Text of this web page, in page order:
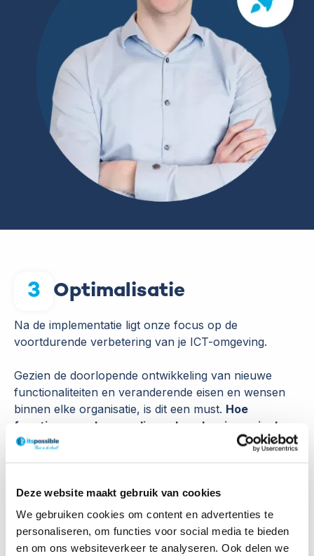
Deze website maakt gebruik van cookies
We gebruiken cookies om content en advertenties te
personaliseren, om functies voor social media te bieden
en om ons websiteverkeer te analyseren. Ook delen we
3 Optimalisatie
Na de implementatie ligt onze focus op de
voortdurende verbetering van je ICT-omgeving.
Gezien de doorlopende ontwikkeling van nieuwe
functionaliteiten en veranderende eisen en wensen
binnen elke organisatie, is dit een must. Hoe
functioneren de gerealiseerde oplossingen in de
praktijk? Hoe kunnen we het gebruik ervan onder
bieden hands-on begeleiding en richten ons op
specifieke trainingen om gebruikers optimaal te
ondersteunen.